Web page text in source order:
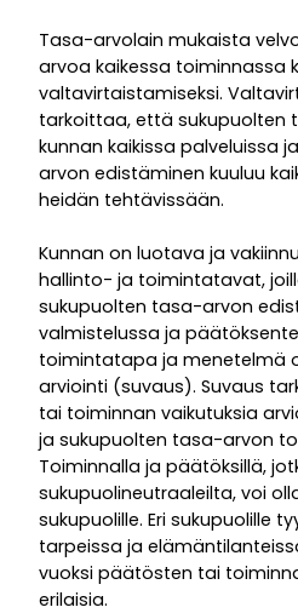
Tasa-arvolain mukaista
arvoa kaikessa toiminnassa
valtavirtaistamiseksi.
tarkoittaa, että sukupuolten
kunnan kaikissa palveluissa
arvon edistäminen kuuluu
heidän tehtävissään.
Kunnan on luotava ja
hallinto- ja toimintatavat,
sukupuolten tasa-arvon
valmistelussa ja
toimintatapa ja menetelmä
arviointi (suvaus). Suvaus
tai toiminnan vaikutuksia
ja sukupuolten tasa-arvon
Toiminnalla ja päätöksillä,
sukupuolineutraaleilta, voi
sukupuolille. Eri sukupuolille
tarpeissa ja
vuoksi päätösten tai
erilaisia.